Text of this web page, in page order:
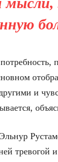
и
тревогой